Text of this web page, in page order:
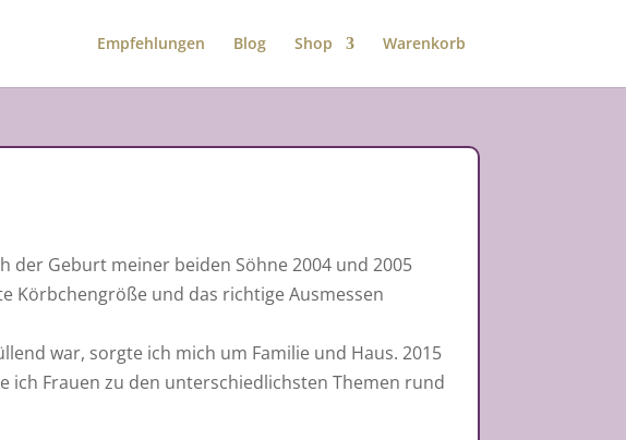
Empfehlungen Blog Shop Warenkorb
der Geburt meiner beiden Söhne 2004 und 2005
Körbchengröße und das richtige Ausmessen
war, sorgte ich mich um Familie und Haus. 2015
ich Frauen zu den unterschiedlichsten Themen rund